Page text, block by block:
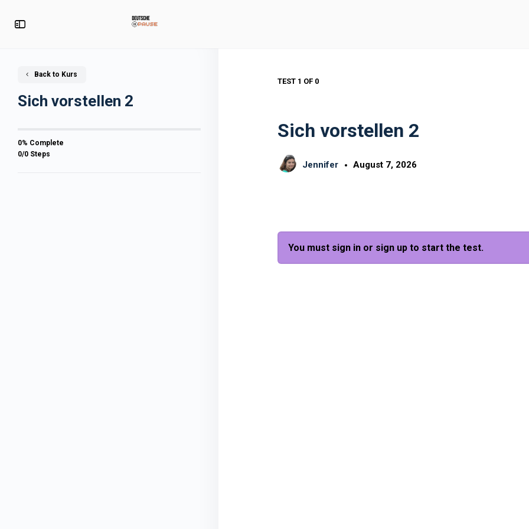
Back to Kurs
Sich vorstellen 2
0% Complete
0/0 Steps
TEST 1 OF 0
Sich vorstellen 2
Jennifer August 7, 2026
You must sign in or sign up to start the test.